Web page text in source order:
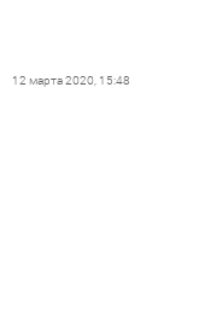
12 марта 2020, 15:48